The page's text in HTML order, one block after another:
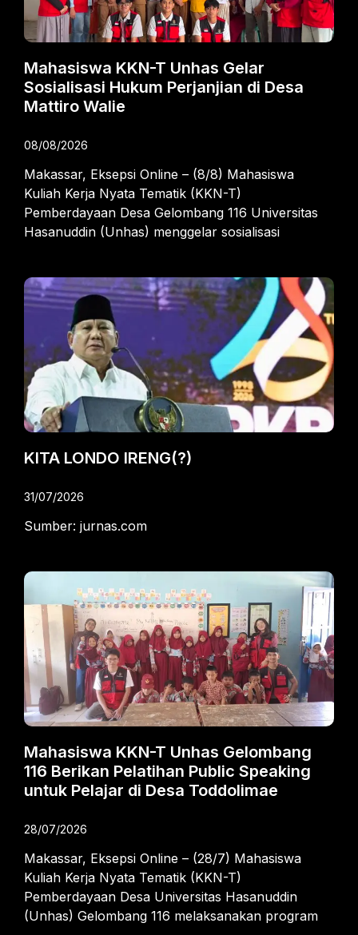
Mahasiswa KKN-T Unhas Gelar
Sosialisasi Hukum Perjanjian di Desa
Mattiro Walie
08/08/2026
Makassar, Eksepsi Online – (8/8) Mahasiswa
Kuliah Kerja Nyata Tematik (KKN-T)
Pemberdayaan Desa Gelombang 116 Universitas
Hasanuddin (Unhas) menggelar sosialisasi
KITA LONDO IRENG(?)
31/07/2026
Sumber: jurnas.com
Mahasiswa KKN-T Unhas Gelombang
116 Berikan Pelatihan Public Speaking
untuk Pelajar di Desa Toddolimae
28/07/2026
Makassar, Eksepsi Online – (28/7) Mahasiswa
Kuliah Kerja Nyata Tematik (KKN-T)
Pemberdayaan Desa Universitas Hasanuddin
(Unhas) Gelombang 116 melaksanakan program